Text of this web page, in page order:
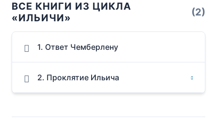
ВСЕ КНИГИ ИЗ ЦИКЛА
«ИЛЬИЧИ»
(2)
1. Ответ Чемберлену
2. Проклятие Ильича